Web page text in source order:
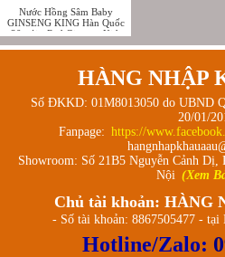
Nước Hồng Sâm Baby
GINSENG KING Hàn Quốc
30 gói - Red Ginseng Kids
HÀNG NHẬP
Số ĐKKD: 01M8013050 do UBND
20/01/
Fanpage: https://
Showroom: Số 21B5 Nguyễn Cảnh
Nội (Xem
Chủ tài khoản: HÀNG
- Số tài khoản: 8867505477 -
Hotline/Zalo: